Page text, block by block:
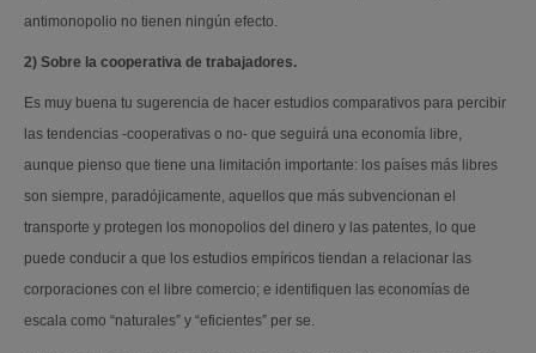
antimonopolio no tienen ningún efecto.
2) Sobre la cooperativa de trabajadores.
Es muy buena tu sugerencia de hacer estudios comparativos para percibir
las tendencias -cooperativas o no- que seguirá una economía libre,
aunque pienso que tiene una limitación importante: los países más libres
son siempre, paradójicamente, aquellos que más subvencionan el
transporte y protegen los monopolios del dinero y las patentes, lo que
puede conducir a que los estudios empíricos tiendan a relacionar las
corporaciones con el libre comercio; e identifiquen las economías de
escala como “naturales” y “eficientes” per se.